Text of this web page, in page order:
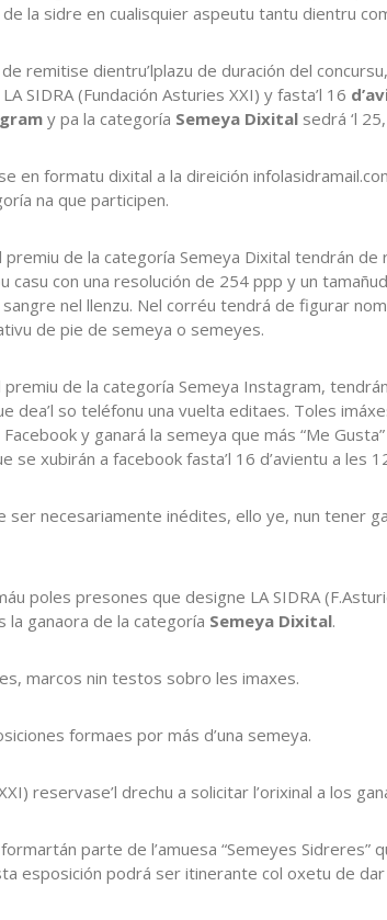
de la sidre en cualisquier aspeutu tantu dientru
remitise dientru’lplazu de duración del
SIDRA (Fundación Asturies XXI) y fasta’l 16
y pa la categoría Semeya Dixital sedrá ‘l
en formatu dixital a la direición
na que participen.
premiu de la categoría Semeya Dixital tendrán
casu con una resolución de 254 ppp y un
nel llenzu. Nel corréu tendrá de figurar
de pie de semeya o semeyes.
premiu de la categoría Semeya Instagram,
dea’l so teléfonu una vuelta editaes. Toles
y ganará la semeya que más “Me
se xubirán a facebook fasta’l 16 d’avientu a les
ser necesariamente inédites, ello ye, nun tener
poles presones que designe LA SIDRA
ganaora de la categoría Semeya Dixital.
marcos nin testos sobro les imaxes.
formaes por más d’una semeya.
reservase’l drechu a solicitar l’orixinal a los
parte de l’amuesa “Semeyes Sidreres”
esposición podrá ser itinerante col oxetu de dar